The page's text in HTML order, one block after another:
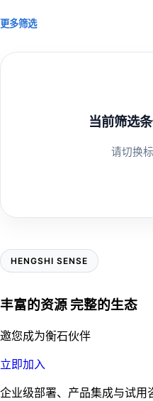
更多筛选
当前筛选
请切换
HENGSHI SENSE
丰富的资源 完整的生态
邀您成为衡石伙伴
立即加入
企业级部署、产品集成与试用